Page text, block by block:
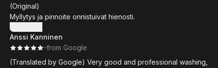
(Original)
Myllytys ja pinnoite onnistuivat hienosti.
Show more
Anssi Kanninen
··from Google
(Translated by Google) Very good and professional washing,